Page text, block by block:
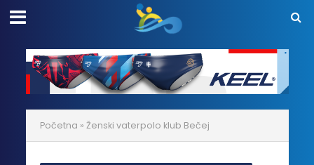
Početna » Ženski vaterpolo klub Bečej